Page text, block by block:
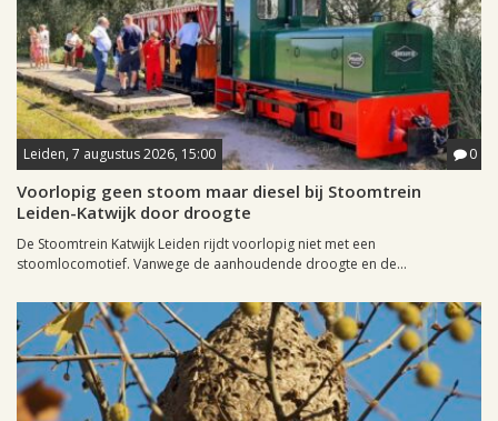
Leiden, 7 augustus 2026, 15:00 0
Voorlopig geen stoom maar diesel bij Stoomtrein
Leiden-Katwijk door droogte
De Stoomtrein Katwijk Leiden rijdt voorlopig niet met een
stoomlocomotief. Vanwege de aanhoudende droogte en de...